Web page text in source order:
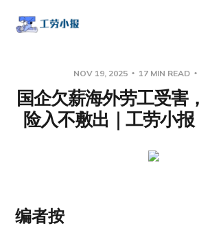
NOV 19, 2025 17 MIN READ
国企欠薪海外劳工受害
险入不敷出｜工劳小
编者按